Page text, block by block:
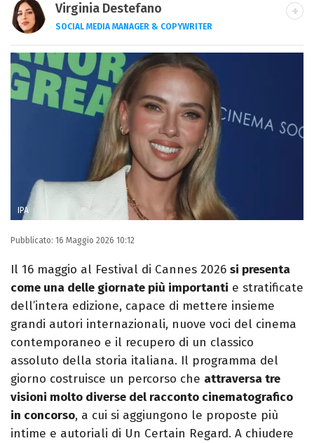
Virginia Destefano
SOCIAL MEDIA MANAGER & COPYWRITER
Una passione smisurata per le serie TV.
Laurea in Cinema, Televisione e New Media,
videomaking e scrittura sono il mio
passatempo preferito.
IPA
Pubblicato: 16 Maggio 2026 10:12
Il 16 maggio al Festival di Cannes 2026 si presenta
come una delle giornate più importanti e stratificate
dell’intera edizione, capace di mettere insieme
grandi autori internazionali, nuove voci del cinema
contemporaneo e il recupero di un classico
assoluto della storia italiana. Il programma del
giorno costruisce un percorso che attraversa tre
visioni molto diverse del racconto cinematografico
in concorso, a cui si aggiungono le proposte più
intime e autoriali di Un Certain Regard. A chiudere